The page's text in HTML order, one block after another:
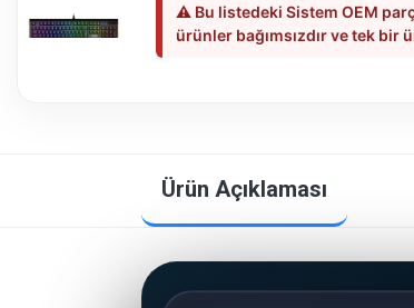
⚠️ Bu listedeki Sistem OEM
ürünler bağımsızdır ve tek
Ürün Açıklaması